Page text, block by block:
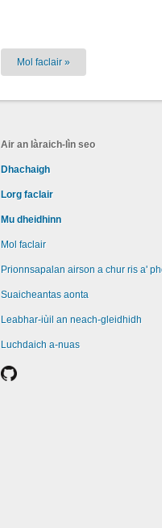
Mol faclair »
Air an làraich-lìn seo
Dhachaigh
Lorg faclair
Mu dheidhinn
Mol faclair
Prionnsapalan airson a chur ris a'
Suaicheantas aonta
Leabhar-iùil an neach-gleidhidh
Luchdaich a-nuas